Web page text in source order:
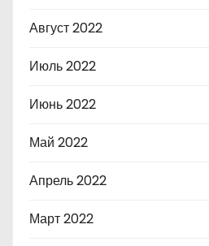
Август 2022
Июль 2022
Июнь 2022
Май 2022
Апрель 2022
Март 2022